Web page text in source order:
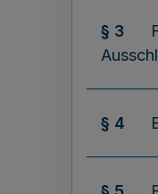
§ 3
§ 4